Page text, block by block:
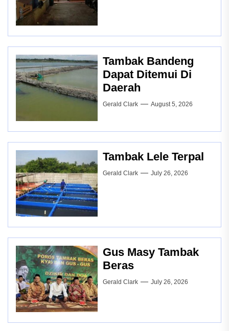
Tambak Bandeng
Dapat Ditemui Di
Daerah
Gerald Clark August 5, 2026
Tambak Lele Terpal
Gerald Clark July 26, 2026
Gus Masy Tambak
Beras
Gerald Clark July 26, 2026